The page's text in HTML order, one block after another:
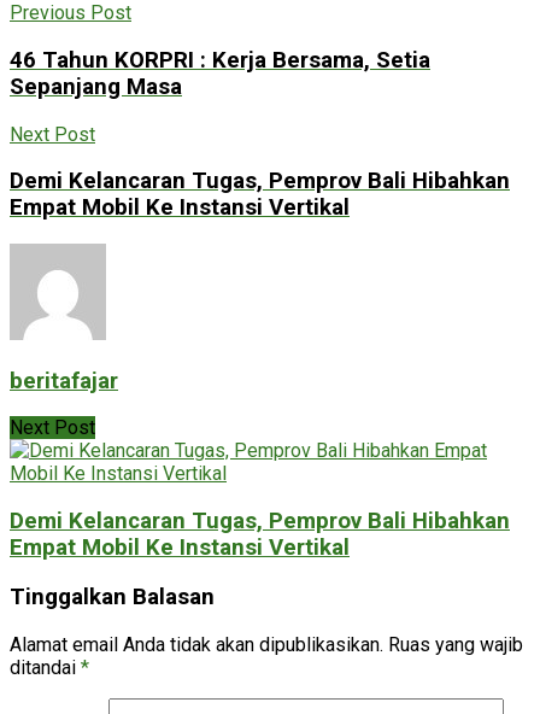
Previous Post
46 Tahun KORPRI : Kerja Bersama, Setia
Sepanjang Masa
Next Post
Demi Kelancaran Tugas, Pemprov Bali Hibahkan
Empat Mobil Ke Instansi Vertikal
beritafajar
Next Post
Demi Kelancaran Tugas, Pemprov Bali Hibahkan
Empat Mobil Ke Instansi Vertikal
Tinggalkan Balasan
Alamat email Anda tidak akan dipublikasikan. Ruas yang wajib
ditandai *